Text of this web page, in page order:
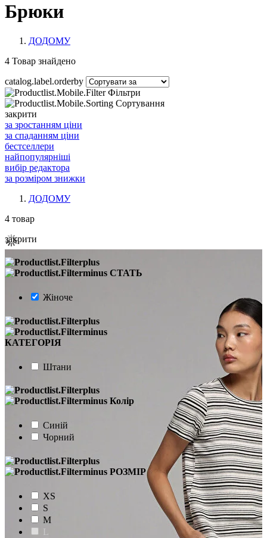
Брюки
ДОДОМУ
4 Товар знайдено
catalog.label.orderby
Фільтри
Сортування
закрити
за зростанням ціни
за спаданням ціни
бестселлери
найпопулярніші
вибір редактора
за розміром знижки
ДОДОМУ
4 товар
закрити
СТАТЬ
Жіноче
КАТЕГОРІЯ
Штани
Колір
Синій
Чорний
РОЗМІР
XS
S
M
L